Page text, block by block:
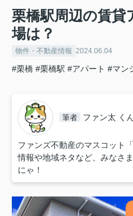
栗橋駅周辺の賃貸
場は？
物件・不動産情報 2024.06.04
#栗橋 #栗橋駅 #アパート #マン
筆者 ファン太 く
ファンズ不動産のマスコット
情報や地域ネタなど、みなさ
にゃ！